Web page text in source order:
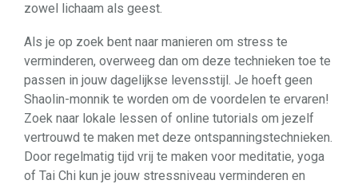
zowel lichaam als geest.
Als je op zoek bent naar manieren om stress te
verminderen, overweeg dan om deze technieken toe te
passen in jouw dagelijkse levensstijl. Je hoeft geen
Shaolin-monnik te worden om de voordelen te ervaren!
Zoek naar lokale lessen of online tutorials om jezelf
vertrouwd te maken met deze ontspanningstechnieken.
Door regelmatig tijd vrij te maken voor meditatie, yoga
of Tai Chi kun je jouw stressniveau verminderen en